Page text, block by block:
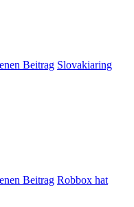
Slovakiaring
Robbox hat